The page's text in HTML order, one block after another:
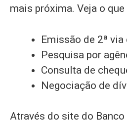
mais próxima. Veja o
Emissão de 2ª
Pesquisa por
Consulta de
Negociação de
Através do site do